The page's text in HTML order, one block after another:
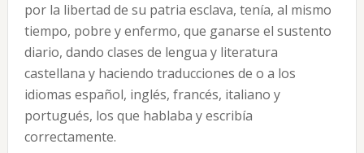
por la libertad de su patria esclava, tenía, al mismo
tiempo, pobre y enfermo, que ganarse el sustento
diario, dando clases de lengua y literatura
castellana y haciendo traducciones de o a los
idiomas español, inglés, francés, italiano y
portugués, los que hablaba y escribía
correctamente.